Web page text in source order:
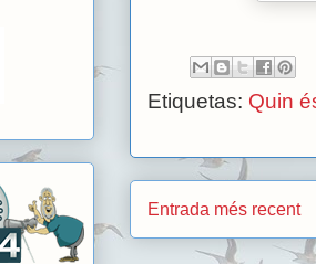
Etiquetas: Quin
Entrada més recent